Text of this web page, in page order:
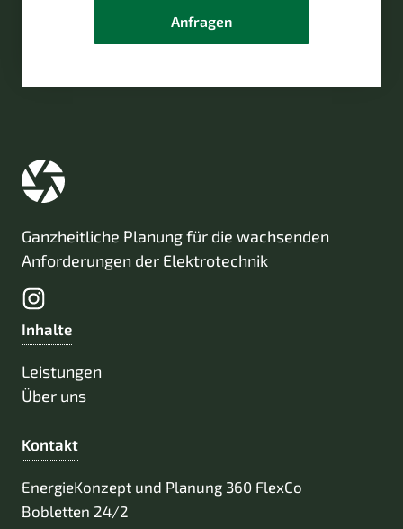
Anfragen
Ganzheitliche Planung für die wachsenden
Anforderungen der Elektrotechnik
Inhalte
Leistungen
Über uns
Kontakt
EnergieKonzept und Planung 360 FlexCo
Bobletten 24/2